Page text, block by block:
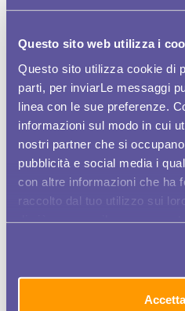
Questo sito web utilizza i
Questo sito utilizza cookie di
parti, per inviarLe messaggi
linea con le sue preferenze.
informazioni sul modo in cui
nostri partner che si
pubblicità e social media i
con altre informazioni che ha
raccolto dal tuo utilizzo sui
sul tasto "Accetta tutti". Se
profilazione può negare il
Articoli più letti Ultimi
TIM LANCIA
ALLE DONNE
DONNE E
WOMEN PLUS
TIM LANCIA
PER AIUTARE LE
AIUTARE LE
PER AIUTARE LE